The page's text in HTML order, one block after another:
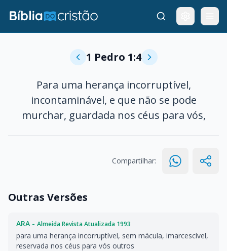
1 Pedro 1:4
Para uma herança incorruptível,
incontaminável, e que não se pode
murchar, guardada nos céus para vós,
Compartilhar:
Outras Versões
ARA - Almeida Revista Atualizada 1993
para uma herança incorruptível, sem mácula, imarcescível,
reservada nos céus para vós outros